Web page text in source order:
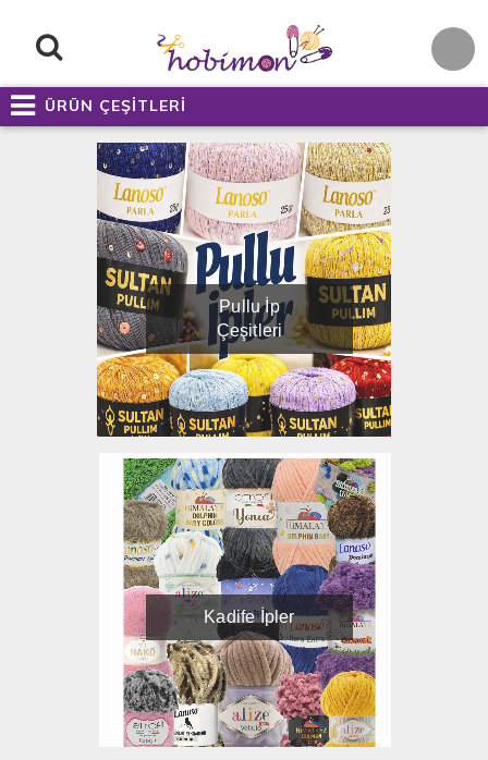
ÜRÜN ÇEŞİTLERİ
Pullu İp
Çeşitleri
Kadife İpler